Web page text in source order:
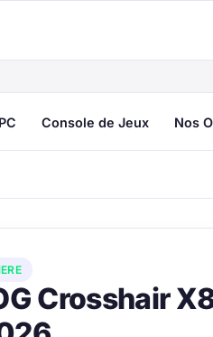
Console de Jeux Nos
Crosshair